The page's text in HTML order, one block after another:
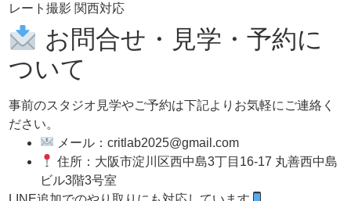
レート撮影 関西対応
お問合せ・見学・予約に
ついて
事前のスタジオ見学やご予約は下記よりお気軽にご連絡く
ださい。
メール：critlab2025@gmail.com
住所：大阪市淀川区西中島3丁目16-17 丸善西中島
ビル3階3号室